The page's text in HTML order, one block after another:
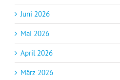
Juni 2026
Mai 2026
April 2026
März 2026